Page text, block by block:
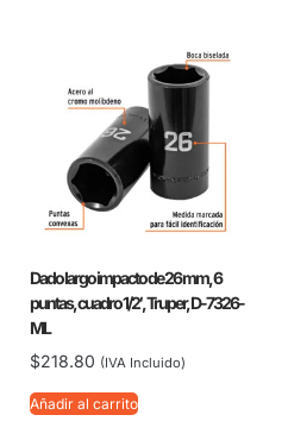
Dado largo impacto de 26 mm, 6
puntas, cuadro 1/2′, Truper, D-7326-
ML
$218.80 (IVA Incluido)
Añadir al carrito